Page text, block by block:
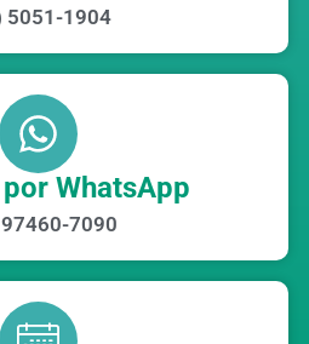
5051-1904
WhatsApp
7090